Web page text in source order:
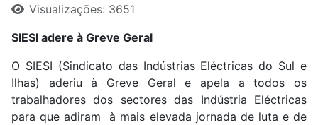
Visualizações: 3651
SIESI adere à Greve Geral
O SIESI (Sindicato das Indústrias Eléctricas do Sul e
Ilhas) aderiu à Greve Geral e apela a todos os
trabalhadores dos sectores das Indústria Eléctricas
para que adiram à mais elevada jornada de luta e de